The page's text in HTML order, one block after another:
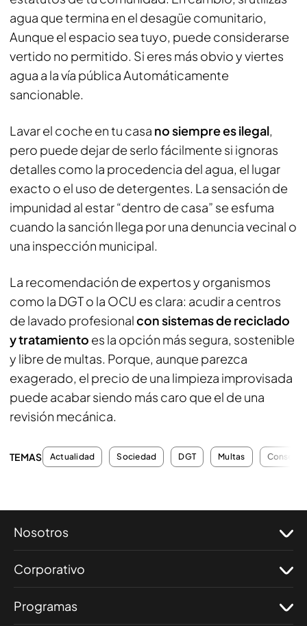
agua que termina en el desagüe comunitario,
Aunque el espacio sea tuyo, puede considerarse
vertido no permitido. Si eres más obvio y viertes
agua a la vía pública Automáticamente
sancionable.
Lavar el coche en tu casa no siempre es ilegal,
pero puede dejar de serlo fácilmente si ignoras
detalles como la procedencia del agua, el lugar
exacto o el uso de detergentes. La sensación de
impunidad al estar “dentro de casa” se esfuma
cuando la sanción llega por una denuncia vecinal o
una inspección municipal.
La recomendación de expertos y organismos
como la DGT o la OCU es clara: acudir a centros
de lavado profesionalcon sistemas de reciclado
y tratamiento es la opción más segura, sostenible
y libre de multas. Porque, aunque parezca
exagerado, el precio de una limpieza improvisada
puede acabar siendo más caro que el de una
revisión mecánica.
TEMAS Actualidad Sociedad DGT Multas Consejos
Nosotros
Corporativo
Programas